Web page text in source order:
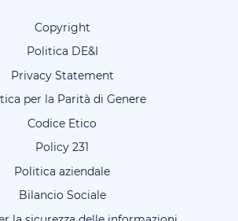
Copyright
Politica DE&I
Privacy Statement
per la Parità di Genere
Codice Etico
Policy 231
Politica aziendale
Bilancio Sociale